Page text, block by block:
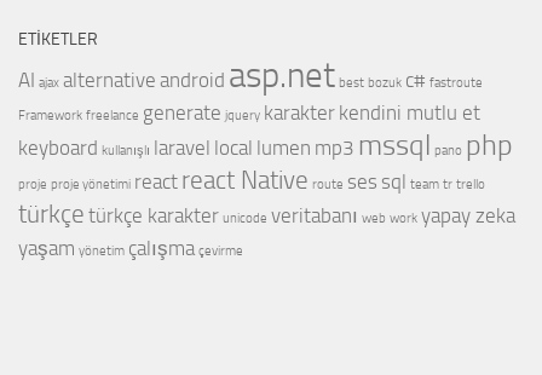
ETIKETLER
AI ajax alternative android asp.net best bozuk c# fastroute
Framework freelance generate jquery karakter kendini mutlu et
keyboard kullanışlı laravel local lumen mp3 mssql pano php
proje proje yönetimi react react Native route ses sql team tr trello
türkçe türkçe karakter unicode veritabanı web work yapay zeka
yaşam yönetim çalışma çevirme